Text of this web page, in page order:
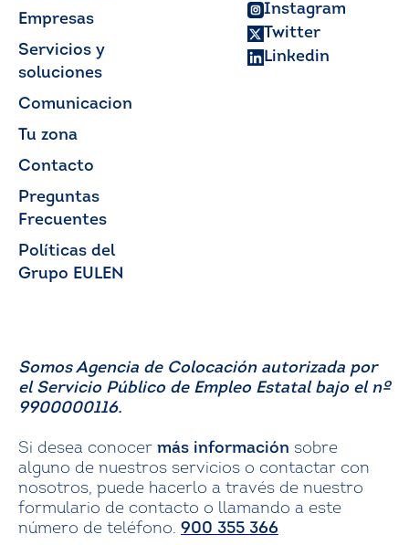
Empresas
Servicios y
soluciones
Comunicacion
Tu zona
Contacto
Preguntas
Frecuentes
Políticas del
Grupo EULEN
Instagram
Twitter
Linkedin
Somos Agencia de Colocación autorizada por
el Servicio Público de Empleo Estatal bajo el nº
9900000116.
Si desea conocer más información sobre
alguno de nuestros servicios o contactar con
nosotros, puede hacerlo a través de nuestro
formulario de contacto o llamando a este
número de teléfono. 900 355 366